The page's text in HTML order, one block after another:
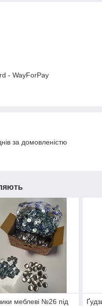
- WayForPay
за домовленістю
меблеві №26 під